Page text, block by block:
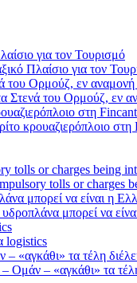
Πλαίσιο για τον
Στενά του Ορμούζ, εν
κρουαζιερόπλοιο
tolls or charges
μπορεί να
logistics
– «αγκάθι» τα τέλη